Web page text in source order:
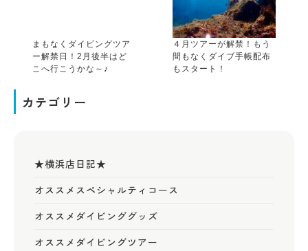
まもなくダイビングツア
ー解禁日！2月後半はど
こへ行こうかな～♪
４月ツアーが解禁！もう
間もなくダイブ手帳配布
もスタート！
カテゴリー
★横浜店日記★
オススメスペシャルティコース
オススメダイビンググッズ
オススメダイビングツアー